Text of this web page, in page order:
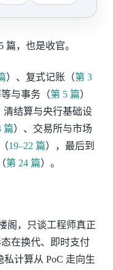
，也是收官。
）、复式记账（第 3
与事务（第 5 篇）
清结算与央行基础设
篇）、交易所与市场
19–22 篇），最后到
第 24 篇）。
阁，只谈工程师真正
在换代、即时支付
计算从 PoC 走向生